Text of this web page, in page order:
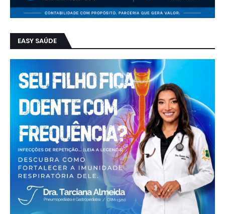
EASY SAÚDE